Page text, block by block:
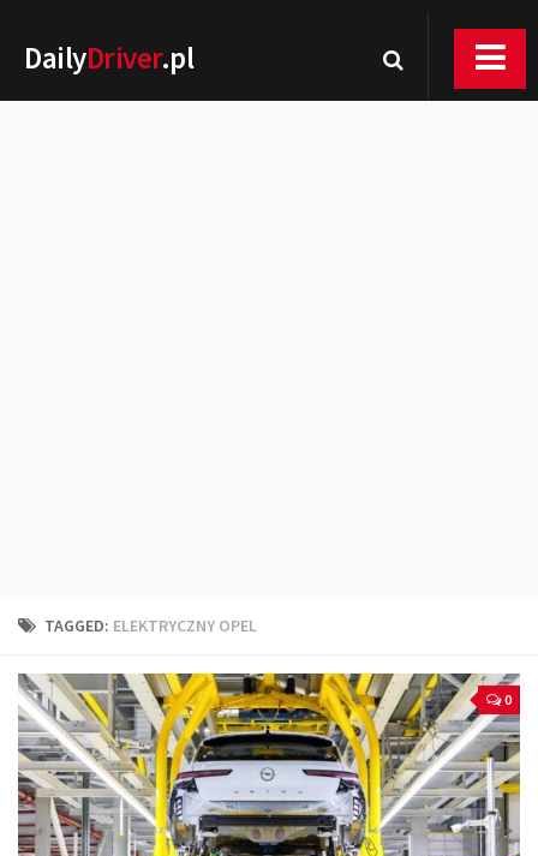
DailyDriver.pl
Technika jazdy
Kalkulatory
Przelicznik mocy
Auto z niemiec
Galerie
TAGGED: ELEKTRYCZNY OPEL
0